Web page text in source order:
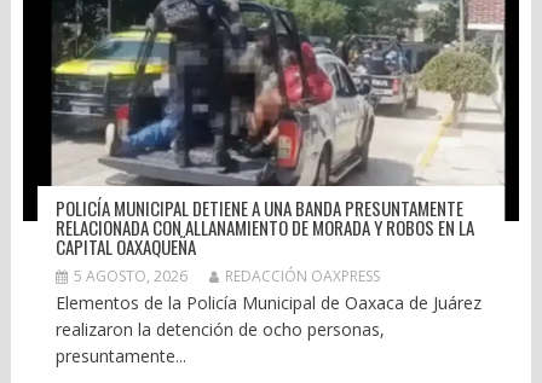
POLICÍA MUNICIPAL DETIENE A UNA BANDA PRESUNTAMENTE
RELACIONADA CON ALLANAMIENTO DE MORADA Y ROBOS EN LA
CAPITAL OAXAQUEÑA
5 AGOSTO, 2026 REDACCIÓN OAXPRESS
Elementos de la Policía Municipal de Oaxaca de Juárez
realizaron la detención de ocho personas,
presuntamente...